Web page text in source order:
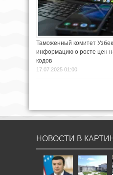
Таможенный комитет
информацию о росте цен
кодов
17.07.2025 01:00
НОВОСТИ В